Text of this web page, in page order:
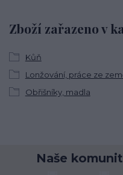
Zboží zařazeno v
Kůň
Lonžování, práce ze
Obřišníky, madla
Naše